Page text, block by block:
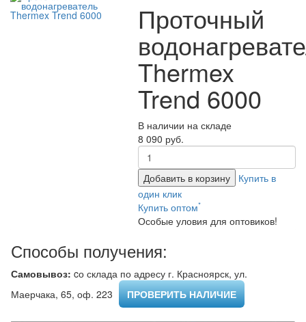
Проточный
Thermex
Trend 6000
В наличии на складе
8 090 руб.
Добавить в корзину
Купить в
один клик
Купить оптом*
Особые уловия для оптовиков!
Способы получения:
Самовывоз: cо склада по адресу г. Красноярск, ул.
Маерчака, 65, оф. 223 ​
ПРОВЕРИТЬ НАЛИЧИЕ